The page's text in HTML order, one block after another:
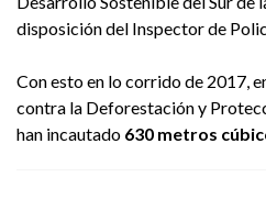
disposición del Inspector de
Con esto en lo corrido de 2017,
contra la Deforestación y
han incautado 630 metros